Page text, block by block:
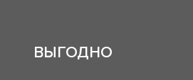
ВЫГОДНО